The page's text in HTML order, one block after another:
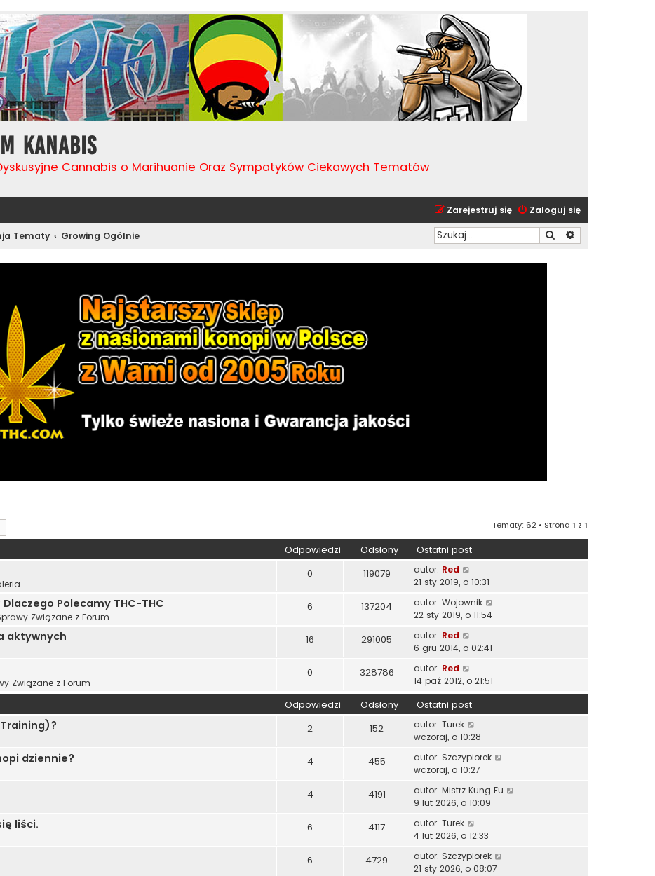
Kanabis
Cannabis o Marihuanie Oraz Sympatyków Ciekawych Tematów
Zaloguj się
Zarejestruj się
Tematy Growing Ogólnie Szukaj
Tematy: 62 • Strona 1 z 1
Odpowiedzi Odsłony Ostatni post
0 119079 autor: Red
21 sty 2019, o 10:31
Polecamy THC-THC
Związane z Forum
6 137204 autor: Wojownik
22 sty 2019, o 11:54
aktywnych 16 291005 autor: Red
6 gru 2014, o 02:41
Związane z Forum
0 328786 autor: Red
14 paź 2012, o 21:51
Odpowiedzi Odsłony Ostatni post
2 152 autor: Turek
wczoraj, o 10:28
dziennie? 4 455 autor: Szczypiorek
wczoraj, o 10:27
4 4191 autor: Mistrz Kung Fu
9 lut 2026, o 10:09
liści. 6 4117 autor: Turek
4 lut 2026, o 12:33
6 4729 autor: Szczypiorek
21 sty 2026, o 08:07